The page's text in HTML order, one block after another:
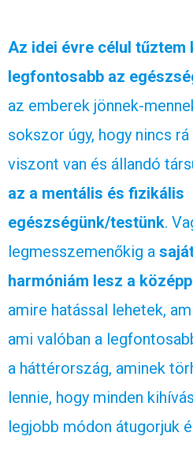
Az idei évre célul tűztem
legfontosabb az
az emberek jönnek-
sokszor úgy, hogy nincs
viszont van és állandó
az a mentális és fizikális
egészségünk/testünk.
legmesszemenőkig a
harmóniám lesz a
amire hatással lehetek,
ami valóban a
a háttérország, aminek
lennie, hogy minden
legjobb módon átugorjuk